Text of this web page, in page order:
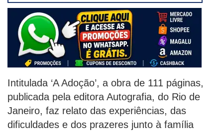
Intitulada ‘A Adoção’, a obra de 111 páginas,
publicada pela editora Autografia, do Rio de
Janeiro, faz relato das experiências, das
dificuldades e dos prazeres junto à família